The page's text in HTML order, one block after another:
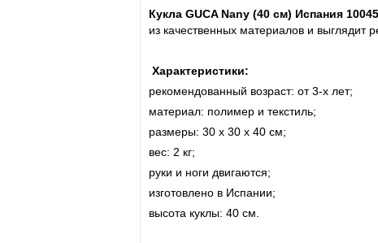
Кукла GUCA Nany (40 см) Испания 10045
из качественных материалов и выглядит
Характеристики:
рекомендованный возраст: от 3-х лет;
материал: полимер и текстиль;
размеры: 30 x 30 x 40 см;
вес: 2 кг;
руки и ноги двигаются;
изготовлено в Испании;
высота куклы: 40 см.